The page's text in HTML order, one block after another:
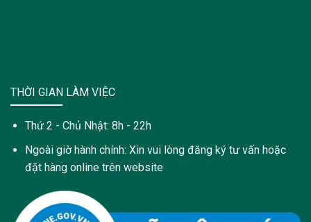
THỜI GIAN LÀM VIỆC
Thứ 2 - Chủ Nhật: 8h - 22h
Ngoài giờ hành chính: Xin vui lòng đăng ký tư vấn hoặc
đặt hàng online trên website